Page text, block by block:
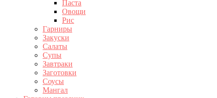
Паста
Овощи
Рис
Гарниры
Закуски
Салаты
Супы
Завтраки
Заготовки
Соусы
Мангал